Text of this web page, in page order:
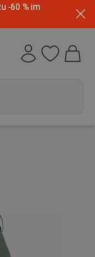
-60 % im